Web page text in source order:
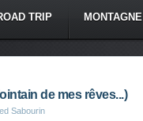
TRIP MONTAGNE
de mes rêves...)
Sabourin